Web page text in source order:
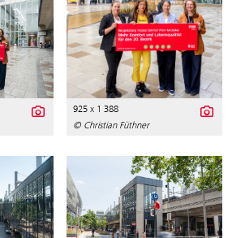
925 x 1 388
© Christian Füthner